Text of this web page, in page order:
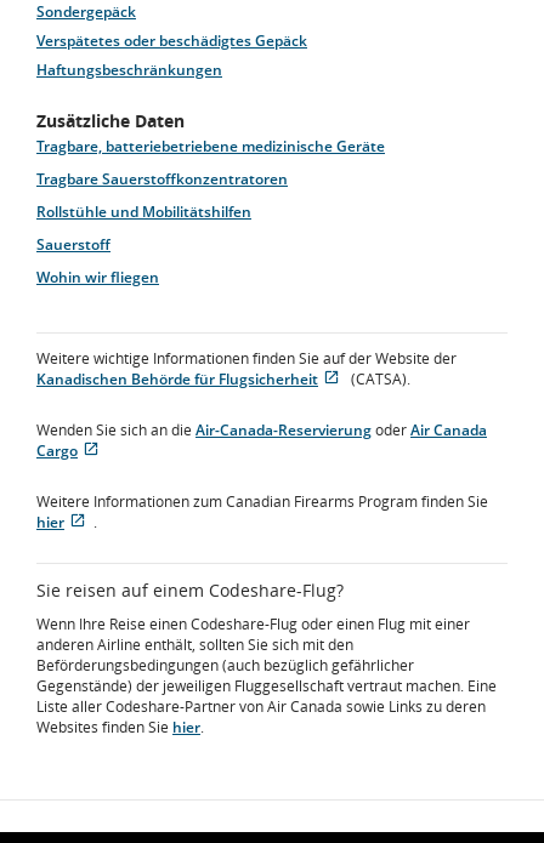
Sondergepäck
Verspätetes oder beschädigtes Gepäck
Haftungsbeschränkungen
Zusätzliche Daten
Tragbare, batteriebetriebene medizinische Geräte
Tragbare Sauerstoffkonzentratoren
Rollstühle und Mobilitätshilfen
Sauerstoff
Wohin wir fliegen
Weitere wichtige Informationen finden Sie auf der Website der
Kanadischen Behörde für Flugsicherheit
neuem
die
den
Sprachpraferenzen
entspricht.
(CATSA).
Wenden Sie sich an die Air-Canada-ReservierungoderAir Canada
Cargo
neuem
Fenster
die
den
Zugangsrichtlinien
Sprachpraferenzen
entspricht.
Weitere Informationen zum Canadian Firearms Program finden Sie
hier
in
Fenster
geöffnet
Website,
möglicherweise
nicht
den
Zugangsrichtlinien
und/oder
Sprachpraferenzen
entspricht.
.
Sie reisen auf einem Codeshare-Flug?
Wenn Ihre Reise einen Codeshare-Flug oder einen Flug mit einer
anderen Airline enthält, sollten Sie sich mit den
Beförderungsbedingungen (auch bezüglich gefährlicher
Gegenstände) der jeweiligen Fluggesellschaft vertraut machen. Eine
Liste aller Codeshare-Partner von Air Canada sowie Links zu deren
Websites finden Sie hier.